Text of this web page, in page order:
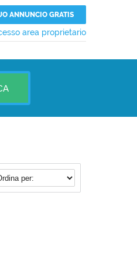
area proprietario
ANNUNCIO GRATIS